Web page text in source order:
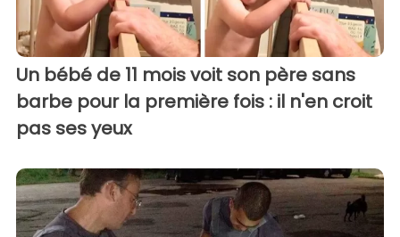
Un bébé de 11 mois voit son père sans
barbe pour la première fois : il n'en croit
pas ses yeux